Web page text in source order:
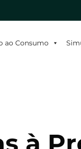
ao Consumo